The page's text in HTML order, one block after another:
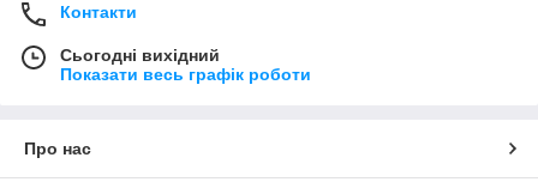
Контакти
Сьогодні вихідний
Показати весь графік роботи
Про нас